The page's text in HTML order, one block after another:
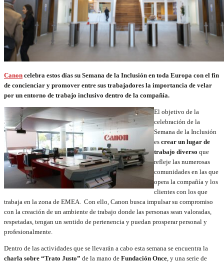
Canon celebra estos días su Semana de la Inclusión en toda Europa con el fin
de concienciar y promover entre sus trabajadores la importancia de velar
por un entorno de trabajo inclusivo dentro de la compañía.
El objetivo de la
celebración de la
Semana de la Inclusión
es crear un lugar de
trabajo diverso que
refleje las numerosas
comunidades en las que
opera la compañía y los
clientes con los que
trabaja en la zona de EMEA. Con ello, Canon busca impulsar su compromiso
con la creación de un ambiente de trabajo donde las personas sean valoradas,
respetadas, tengan un sentido de pertenencia y puedan prosperar personal y
profesionalmente.
Dentro de las actividades que se llevarán a cabo esta semana se encuentra la
charla sobre “Trato Justo” de la mano de Fundación Once, y una serie de